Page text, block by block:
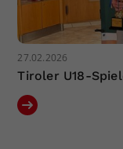
27.02.2026
Tiroler U18-